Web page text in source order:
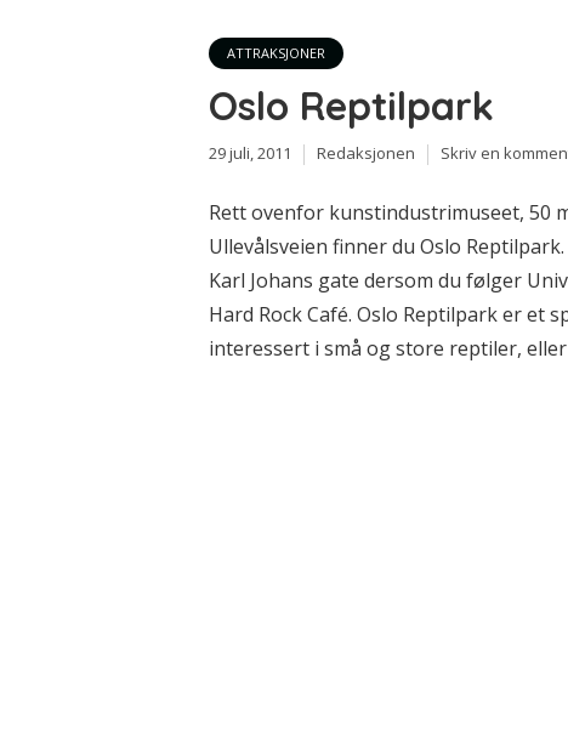
ATTRAKSJONER
Oslo Reptilpark
29 juli, 2011 Redaksjonen Skriv en
Rett ovenfor kunstindustrimuseet, 50
Ullevålsveien finner du Oslo
Karl Johans gate dersom du følger
Hard Rock Café. Oslo Reptilpark er et
interessert i små og store reptiler,